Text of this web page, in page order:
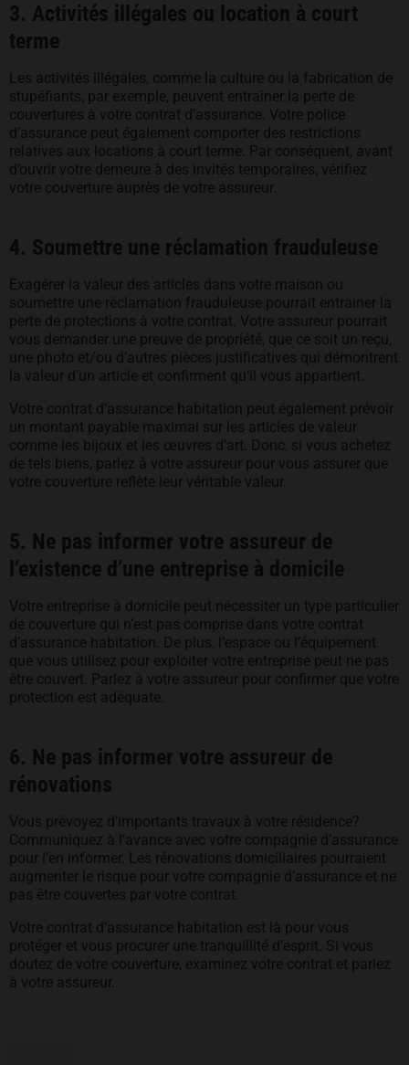
3. Activités illégales ou location à court
terme
Les activités illégales, comme la culture ou la fabrication de
stupéfiants, par exemple, peuvent entraîner la perte de
couvertures à votre contrat d’assurance. Votre police
d'assurance peut également comporter des restrictions
relatives aux locations à court terme. Par conséquent, avant
d’ouvrir votre demeure à des invités temporaires, vérifiez
votre couverture auprès de votre assureur.
4. Soumettre une réclamation frauduleuse
Exagérer la valeur des articles dans votre maison ou
soumettre une réclamation frauduleuse pourrait entrainer la
perte de protections à votre contrat. Votre assureur pourrait
vous demander une preuve de propriété, que ce soit un reçu,
une photo et/ou d’autres pièces justificatives qui démontrent
la valeur d’un article et confirment qu’il vous appartient.
Votre contrat d’assurance habitation peut également prévoir
un montant payable maximal sur les articles de valeur
comme les bijoux et les œuvres d’art. Donc, si vous achetez
de tels biens, parlez à votre assureur pour vous assurer que
votre couverture reflète leur véritable valeur.
5. Ne pas informer votre assureur de
l’existence d’une entreprise à domicile
Votre entreprise à domicile peut nécessiter un type particulier
de couverture qui n’est pas comprise dans votre contrat
d’assurance habitation. De plus, l’espace ou l’équipement
que vous utilisez pour exploiter votre entreprise peut ne pas
être couvert. Parlez à votre assureur pour confirmer que votre
protection est adéquate.
6. Ne pas informer votre assureur de
rénovations
Vous prévoyez d’importants travaux à votre résidence?
Communiquez à l’avance avec votre compagnie d’assurance
pour l’en informer. Les rénovations domiciliaires pourraient
augmenter le risque pour votre compagnie d’assurance et ne
pas être couvertes par votre contrat.
Votre contrat d’assurance habitation est là pour vous
protéger et vous procurer une tranquillité d’esprit. Si vous
doutez de votre couverture, examinez votre contrat et parlez
à votre assureur.